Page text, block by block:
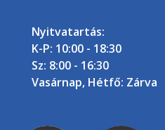
Nyitvatartás:
K-P: 10:00 - 18:30
Sz: 8:00 - 16:30
Vasárnap, Hétfő: Zárva